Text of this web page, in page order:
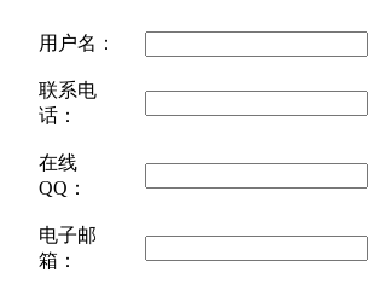
用户名：
联系电
话：
在线
QQ：
电子邮
箱：